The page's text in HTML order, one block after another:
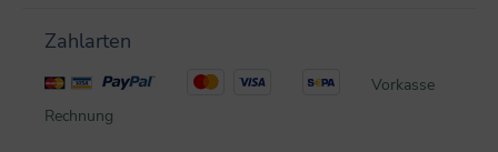
Zahlarten
Vorkasse
Rechnung